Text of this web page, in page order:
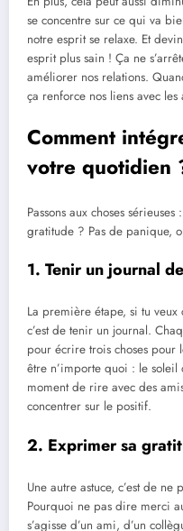
se concentre sur ce qui va
notre esprit se relaxe. Et
esprit plus sain ! Ça ne
améliorer nos relations.
ça renforce nos liens avec les
Comment
votre quotidien
Passons aux choses
gratitude ? Pas de panique,
1. Tenir un journal
La première étape, si tu
c’est de tenir un journal.
pour écrire trois choses pour
être n’importe quoi : le
moment de rire avec des
concentrer sur le positif.
2. Exprimer sa
Une autre astuce, c’est de
Pourquoi ne pas dire merci
s’agisse d’un ami, d’un